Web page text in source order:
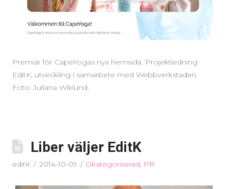
Premiär för CapeYogas nya hemsida. Projektledning
EditK, utveckling i samarbete med Webbverkstaden.
Foto: Juliana Wiklund.
Liber väljer EditK
editK 2014-10-09 Okategoriserad, PR